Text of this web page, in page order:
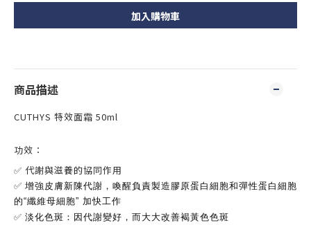
加入購物車
商品描述
CUTHYS 特效面霜 50ml
功效：
✅ 代謝與滋養的協同作用
✅ 增強皮膚新陳代謝， 喚醒負責製造膠原蛋白細胞和彈性蛋白細胞
的“纖維母細胞” 加快工作
✅ 淡化色斑： 因 代謝變好， 而大大改善褐黃色色斑